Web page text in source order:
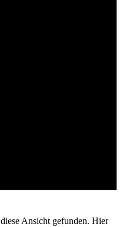
Ansicht gefunden. Hier